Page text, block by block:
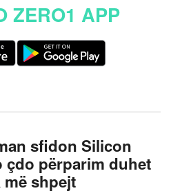
ZERO1 APP
sfidon Silicon
çdo përparim duhet
më shpejt